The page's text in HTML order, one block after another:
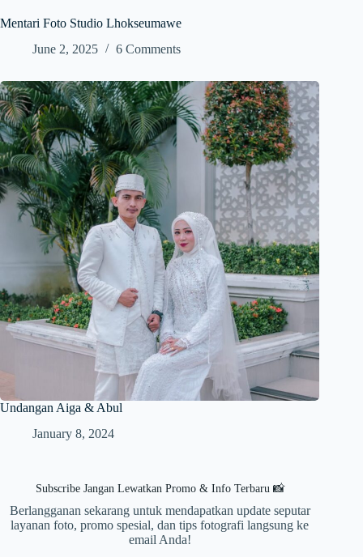
Mentari Foto Studio Lhokseumawe
June 2, 2025
6 Comments
Undangan Aiga & Abul
January 8, 2024
Subscribe Jangan Lewatkan Promo & Info Terbaru 📸
Berlangganan sekarang untuk mendapatkan update seputar
layanan foto, promo spesial, dan tips fotografi langsung ke
email Anda!